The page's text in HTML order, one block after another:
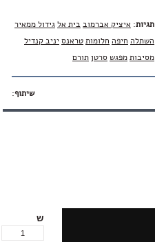
תגיות: איציק אברמובבית אלגידול ממאיר
השתלה חיפה חלומותטראנס יניב קנדיל
מסיבותמפגש סרטןתורם
שיתוף:
ש
1